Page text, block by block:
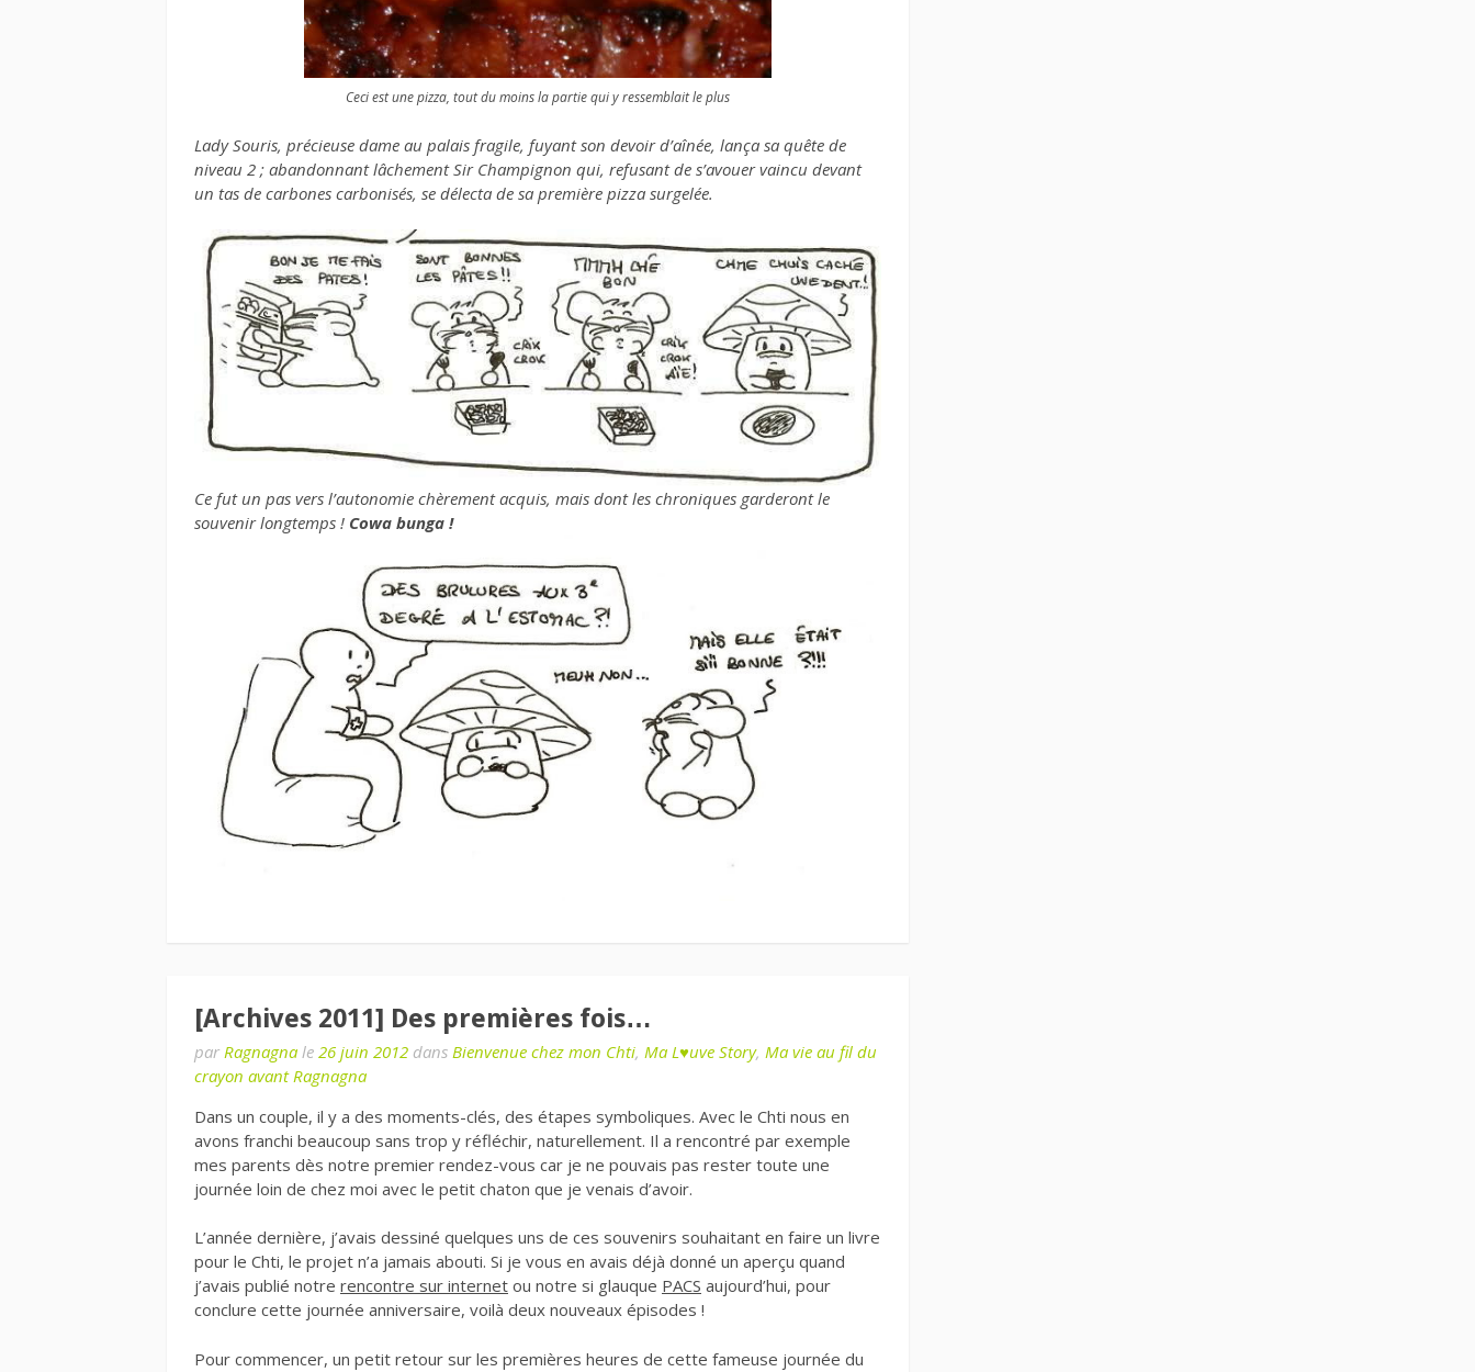
Ceci est une pizza, tout du moins la partie qui y ressemblait le plus
Lady Souris, précieuse dame au palais fragile, fuyant son devoir d’aînée, lança sa quête de
niveau 2 ; abandonnant lâchement Sir Champignon qui, refusant de s’avouer vaincu devant
un tas de carbones carbonisés, se délecta de sa première pizza surgelée.
Ce fut un pas vers l’autonomie chèrement acquis, mais dont les chroniques garderont le
souvenir longtemps ! Cowa bunga !
[Archives 2011] Des premières fois…
par Ragnagna le 26 juin 2012 dans Bienvenue chez mon Chti, Ma L♥uve Story, Ma vie au fil du
crayon avant Ragnagna
Dans un couple, il y a des moments-clés, des étapes symboliques. Avec le Chti nous en
avons franchi beaucoup sans trop y réfléchir, naturellement. Il a rencontré par exemple
mes parents dès notre premier rendez-vous car je ne pouvais pas rester toute une
journée loin de chez moi avec le petit chaton que je venais d’avoir.
L’année dernière, j’avais dessiné quelques uns de ces souvenirs souhaitant en faire un livre
pour le Chti, le projet n’a jamais abouti. Si je vous en avais déjà donné un aperçu quand
j’avais publié notre rencontre sur internet ou notre si glauque PACS aujourd’hui, pour
conclure cette journée anniversaire, voilà deux nouveaux épisodes !
Pour commencer, un petit retour sur les premières heures de cette fameuse journée du